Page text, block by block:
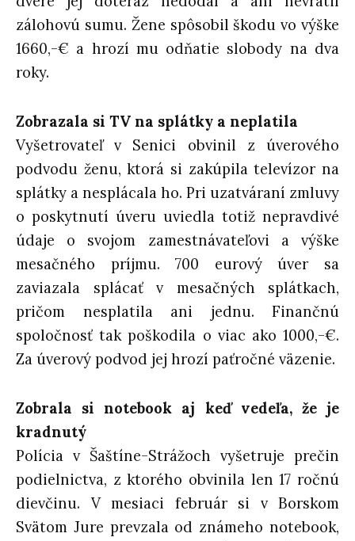
zálohovú sumu. Žene spôsobil škodu vo výške
1660,-€ a hrozí mu odňatie slobody na dva
roky.
Zobrazala si TV na splátky a neplatila
Vyšetrovateľ v Senici obvinil z úverového
podvodu ženu, ktorá si zakúpila televízor na
splátky a nesplácala ho. Pri uzatváraní zmluvy
o poskytnutí úveru uviedla totiž nepravdivé
údaje o svojom zamestnávateľovi a výške
mesačného príjmu. 700 eurový úver sa
zaviazala splácať v mesačných splátkach,
pričom nesplatila ani jednu. Finančnú
spoločnosť tak poškodila o viac ako 1000,-€.
Za úverový podvod jej hrozí paťročné väzenie.
Zobrala si notebook aj keď vedeľa, že je
kradnutý
Polícia v Šaštíne-Strážoch vyšetruje prečin
podielnictva, z ktorého obvinila len 17 ročnú
dievčinu. V mesiaci február si v Borskom
Svätom Jure prevzala od známeho notebook,